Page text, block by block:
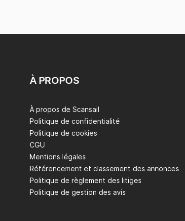
À PROPOS
À propos de Scansail
Politique de confidentialité
Politique de cookies
CGU
Mentions légales
Référencement et classement des annonces
Politique de règlement des litiges
Politique de gestion des avis